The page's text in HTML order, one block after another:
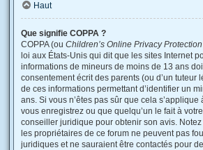
Haut
Que signifie COPPA ?
COPPA (ou Children’s Online Privacy
loi aux États-Unis qui dit que les sites Internet
informations de mineurs de moins de 13 ans
consentement écrit des parents (ou d’un tuteur
de ces informations permettant d’identifier un
ans. Si vous n’êtes pas sûr que cela
vous enregistrez ou que quelqu’un le fait à
conseiller juridique pour obtenir son avis.
les propriétaires de ce forum ne peuvent pas
juridiques et ne sauraient être contactés pour